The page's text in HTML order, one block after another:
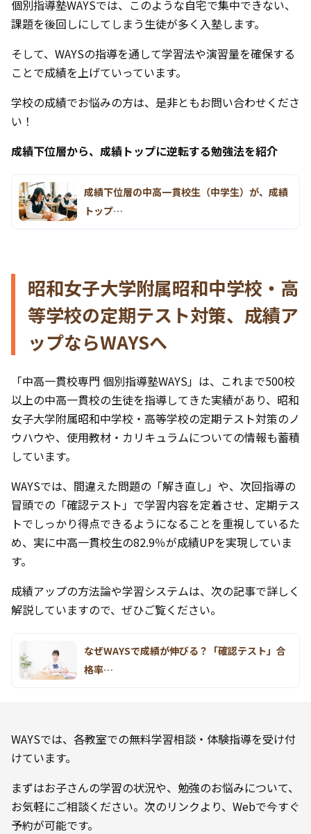
個別指導塾WAYSでは、このような自宅で集中できない、
課題を後回しにしてしまう生徒が多く入塾します。
そして、WAYSの指導を通して学習法や演習量を確保する
ことで成績を上げていっています。
学校の成績でお悩みの方は、是非ともお問い合わせくださ
い！
成績下位層から、成績トップに逆転する勉強法を紹介
成績下位層の中高一貫校生（中学生）が、成績
トップ…
昭和女子大学附属昭和中学校・高
等学校の定期テスト対策、成績ア
ップならWAYSへ
「中高一貫校専門 個別指導塾WAYS」は、これまで500校
以上の中高一貫校の生徒を指導してきた実績があり、昭和
女子大学附属昭和中学校・高等学校の定期テスト対策のノ
ウハウや、使用教材・カリキュラムについての情報も蓄積
しています。
WAYSでは、間違えた問題の「解き直し」や、次回指導の
冒頭での「確認テスト」で学習内容を定着させ、定期テス
トでしっかり得点できるようになることを重視しているた
め、実に中高一貫校生の82.9％が成績UPを実現していま
す。
成績アップの方法論や学習システムは、次の記事で詳しく
解説していますので、ぜひご覧ください。
なぜWAYSで成績が伸びる？「確認テスト」合
格率…
WAYSでは、各教室での無料学習相談・体験指導を受け付
けています。
まずはお子さんの学習の状況や、勉強のお悩みについて、
お気軽にご相談ください。次のリンクより、Webで今すぐ
予約が可能です。